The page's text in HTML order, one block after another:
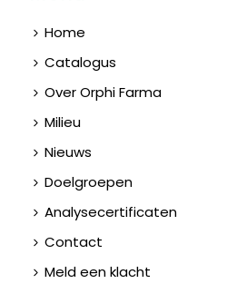
Home
Catalogus
Over Orphi Farma
Milieu
Nieuws
Doelgroepen
Analysecertificaten
Contact
Meld een klacht